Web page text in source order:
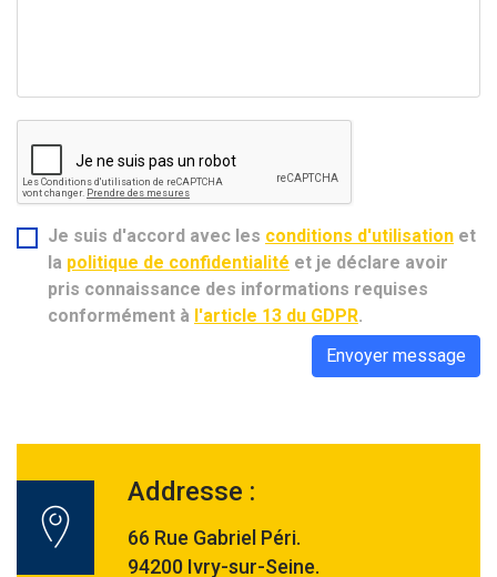
Je suis d'accord avec les conditions d'utilisation et
la politique de confidentialité et je déclare avoir
pris connaissance des informations requises
conformément à l'article 13 du GDPR.
Envoyer message
Addresse :
66 Rue Gabriel Péri.
94200 Ivry-sur-Seine.